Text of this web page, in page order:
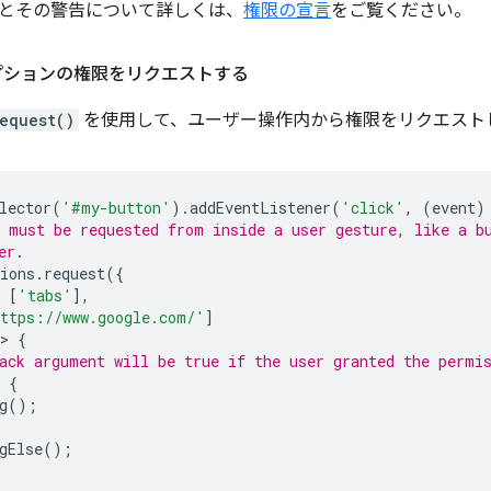
その警告について詳しくは、 権限の宣言をご覧ください。
ョンの権限をリクエストする
を使用して、ユーザー操作内から権限をリクエスト
( '#my-button' ).addEventListener( 'click' , (event)
must be requested from inside a user gesture, like a
. request({
[ 'tabs' ],
www.google.com/' ]
> {
argument will be true if the user granted the
{
();
();